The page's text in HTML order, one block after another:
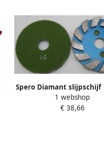
Spero Diamant slijpschijf
50 | 100mm beton
hardsteen DK04050
1 webshop
€ 38,66